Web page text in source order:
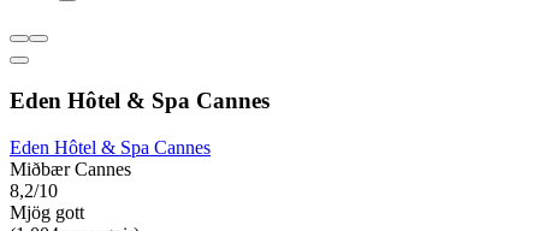
Eden Hôtel & Spa Cannes
Eden Hôtel & Spa Cannes
Miðbær Cannes
8,2/10
Mjög gott